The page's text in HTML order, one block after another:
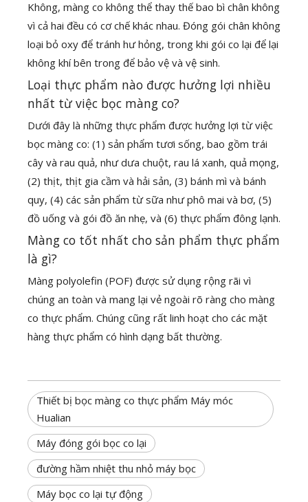
Không, màng co không thể thay thế bao bì chân không
vì cả hai đều có cơ chế khác nhau. Đóng gói chân không
loại bỏ oxy để tránh hư hỏng, trong khi gói co lại để lại
không khí bên trong để bảo vệ và vệ sinh.
Loại thực phẩm nào được hưởng lợi nhiều
nhất từ ​​việc bọc màng co?
Dưới đây là những thực phẩm được hưởng lợi từ việc
bọc màng co: (1) sản phẩm tươi sống, bao gồm trái
cây và rau quả, như dưa chuột, rau lá xanh, quả mọng,
(2) thịt, thịt gia cầm và hải sản, (3) bánh mì và bánh
quy, (4) các sản phẩm từ sữa như phô mai và bơ, (5)
đồ uống và gói đồ ăn nhẹ, và (6) thực phẩm đông lạnh.
Màng co tốt nhất cho sản phẩm thực phẩm
là gì?
Màng polyolefin (POF) được sử dụng rộng rãi vì
chúng an toàn và mang lại vẻ ngoài rõ ràng cho màng
co thực phẩm. Chúng cũng rất linh hoạt cho các mặt
hàng thực phẩm có hình dạng bất thường.
Thiết bị bọc màng co thực phẩm Máy móc
Hualian
Máy đóng gói bọc co lại
đường hầm nhiệt thu nhỏ máy bọc
Máy bọc co lại tự động